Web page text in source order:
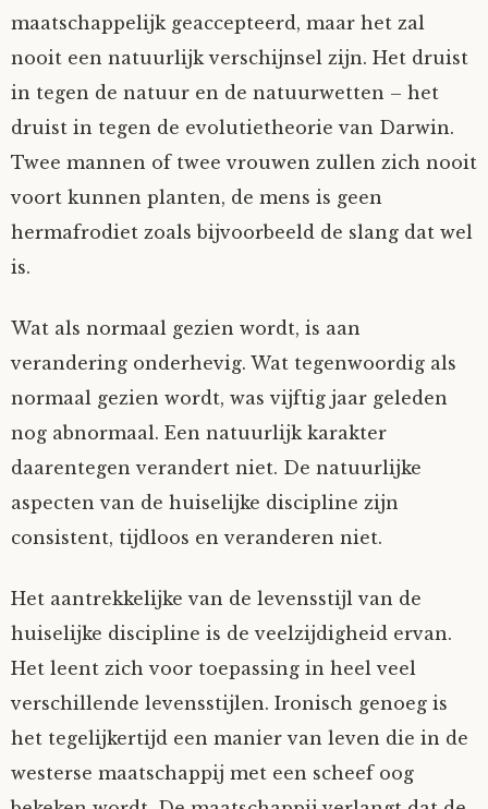
Vorrion
Vrolijke Dondersteen
Zofianina
maatschappelijk geaccepteerd, maar het zal
nooit een natuurlijk verschijnsel zijn. Het druist
in tegen de natuur en de natuurwetten – het
druist in tegen de evolutietheorie van Darwin.
Twee mannen of twee vrouwen zullen zich nooit
voort kunnen planten, de mens is geen
hermafrodiet zoals bijvoorbeeld de slang dat wel
is.
Wat als normaal gezien wordt, is aan
verandering onderhevig. Wat tegenwoordig als
normaal gezien wordt, was vijftig jaar geleden
nog abnormaal. Een natuurlijk karakter
daarentegen verandert niet. De natuurlijke
aspecten van de huiselijke discipline zijn
consistent, tijdloos en veranderen niet.
Het aantrekkelijke van de levensstijl van de
huiselijke discipline is de veelzijdigheid ervan.
Het leent zich voor toepassing in heel veel
verschillende levensstijlen. Ironisch genoeg is
het tegelijkertijd een manier van leven die in de
westerse maatschappij met een scheef oog